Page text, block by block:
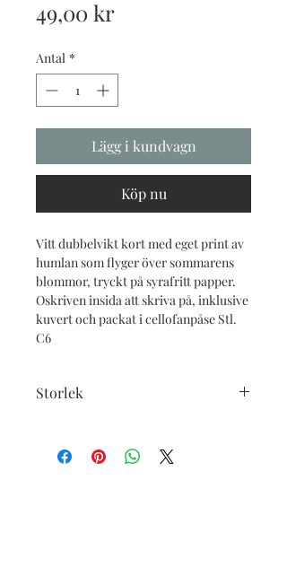
49,00 krPris
Antal *
Lägg i kundvagn
Köp nu
Vitt dubbelvikt kort med eget print av
humlan som flyger över sommarens
blommor, tryckt på syrafritt papper.
Oskriven insida att skriva på, inklusive
kuvert och packat i cellofanpåse Stl.
C6
Storlek